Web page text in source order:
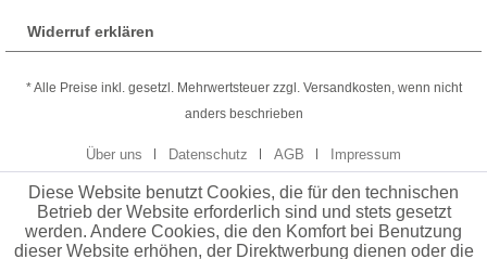
Widerruf erklären
* Alle Preise inkl. gesetzl. Mehrwertsteuer zzgl. Versandkosten, wenn nicht
anders beschrieben
Über uns Datenschutz AGB Impressum
Diese Website benutzt Cookies, die für den technischen
Betrieb der Website erforderlich sind und stets gesetzt
werden. Andere Cookies, die den Komfort bei Benutzung
dieser Website erhöhen, der Direktwerbung dienen oder die